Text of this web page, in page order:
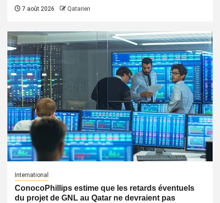
7 août 2026 Qatarien
International
ConocoPhillips estime que les retards éventuels
du projet de GNL au Qatar ne devraient pas